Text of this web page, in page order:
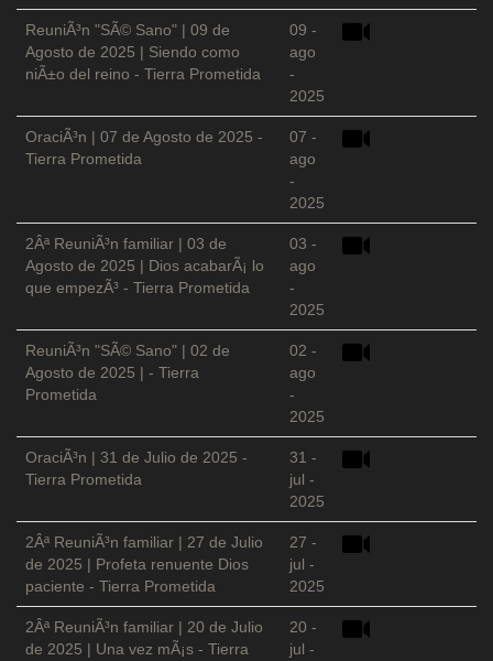
ReuniÃ³n "SÃ© Sano" | 09 de
Agosto de 2025 | Siendo como
niÃ±o del reino - Tierra Prometida
09 -
ago
-
2025
OraciÃ³n | 07 de Agosto de 2025 -
Tierra Prometida
07 -
ago
-
2025
2Âª ReuniÃ³n familiar | 03 de
Agosto de 2025 | Dios acabarÃ¡ lo
que empezÃ³ - Tierra Prometida
03 -
ago
-
2025
ReuniÃ³n "SÃ© Sano" | 02 de
Agosto de 2025 | - Tierra
Prometida
02 -
ago
-
2025
OraciÃ³n | 31 de Julio de 2025 -
Tierra Prometida
31 -
jul -
2025
2Âª ReuniÃ³n familiar | 27 de Julio
de 2025 | Profeta renuente Dios
paciente - Tierra Prometida
27 -
jul -
2025
2Âª ReuniÃ³n familiar | 20 de Julio
de 2025 | Una vez mÃ¡s - Tierra
20 -
jul -